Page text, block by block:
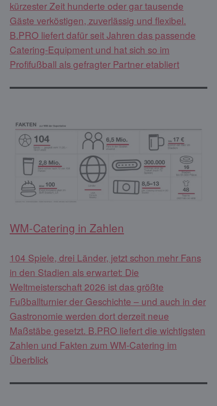
kürzester Zeit hunderte oder gar tausende
Gäste verköstigen, zuverlässig und flexibel.
B.PRO liefert dafür seit Jahren das passende
Catering-Equipment und hat sich so im
Profifußball als gefragter Partner etabliert
WM-Catering in Zahlen
104 Spiele, drei Länder, jetzt schon mehr Fans
in den Stadien als erwartet: Die
Weltmeisterschaft 2026 ist das größte
Fußballturnier der Geschichte – und auch in der
Gastronomie werden dort derzeit neue
Maßstäbe gesetzt. B.PRO liefert die wichtigsten
Zahlen und Fakten zum WM-Catering im
Überblick